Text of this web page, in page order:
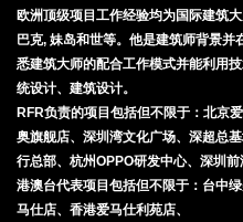
欧洲顶级项目工作经验均为国际建筑
巴克, 妹岛和世等。他是建筑师背景
悉建筑大师的配合工作模式并能利用
统设计、建筑设计。
RFR负责的项目包括但不限于：北京
奥旗舰店、深圳湾文化广场、深超总
行总部、杭州OPPO研发中心、深圳前
港澳台代表项目包括但不限于：台中
马仕店、香港爱马仕利苑店、